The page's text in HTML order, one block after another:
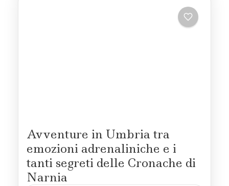
Avventure in Umbria tra
emozioni adrenaliniche e i
tanti segreti delle Cronache di
Narnia